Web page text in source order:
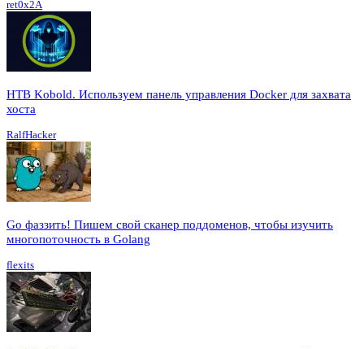
ret0x2A
HTB Kobold. Используем панель управления Docker для захвата
хоста
RalfHacker
Go фаззить! Пишем свой сканер поддоменов, чтобы изучить
многопоточность в Golang
flexits